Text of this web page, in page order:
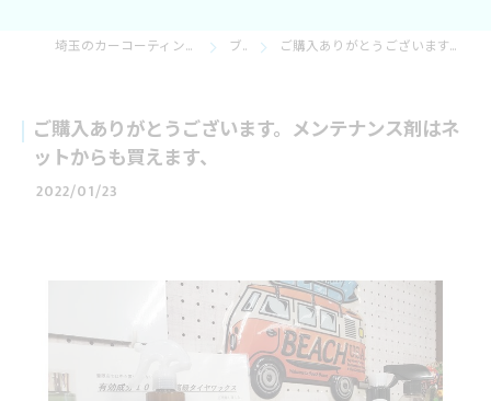
埼玉のカーコーティングならPOLARIS カーコーティング ブログ ご購入ありがとうございます。メンテナンス剤はネットからも買えます、
ご購入ありがとうございます。メンテナンス剤はネ
ットからも買えます、
2022/01/23